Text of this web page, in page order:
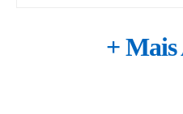
+